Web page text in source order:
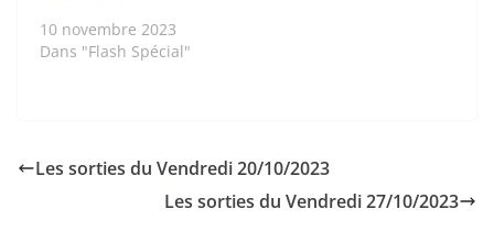
10 novembre 2023
Dans "Flash Spécial"
Les sorties du Vendredi 20/10/2023
Les sorties du Vendredi 27/10/2023